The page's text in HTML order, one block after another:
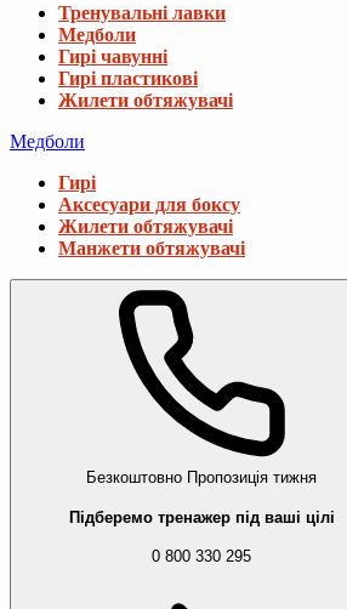
Тренувальні лавки
Медболи
Гирі чавунні
Гирі пластикові
Жилети обтяжувачі
Медболи
Гирі
Аксесуари для боксу
Жилети обтяжувачі
Манжети обтяжувачі
Безкоштовно Пропозиція тижня
Підберемо тренажер під ваші цілі
0 800 330 295